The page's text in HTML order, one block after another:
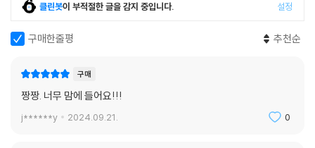
클린봇이 부적절한 글을 감지 중입니다. 설정
구매한줄평 추천순
구매
짱짱. 너무 맘에 들어요!!!
j******y 2024.09.21. 0